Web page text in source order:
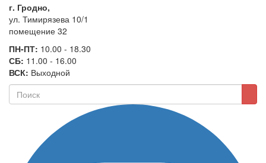
г. Гродно,
ул. Тимирязева 10/1
помещение 32
ПН-ПТ: 10.00 - 18.30
СБ: 11.00 - 16.00
ВСК: Выходной